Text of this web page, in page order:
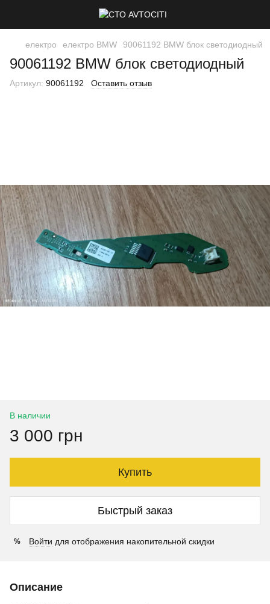
електро електро BMW 90061192 BMW блок светодиодный
90061192 BMW блок светодиодный
Артикул: 90061192 Оставить отзыв
В наличии
3 000 грн
Купить
Быстрый заказ
% Войти для отображения накопительной скидки
Описание